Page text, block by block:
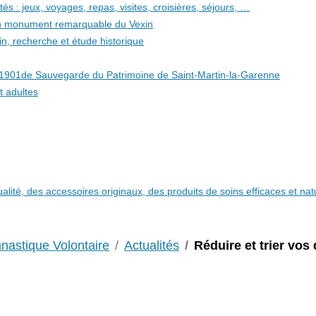
: jeux, voyages, repas, visites, croisières, séjours, …
remarquable du Vexin
recherche et étude historique
Sauvegarde du Patrimoine de Saint-Martin-la-Garenne
adultes
des accessoires originaux, des produits de soins efficaces et
Volontaire Actualités Réduire et trier vos